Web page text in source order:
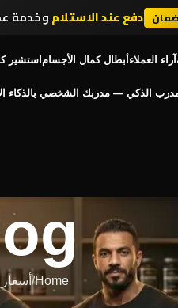
آراء العملاءأبطال كمال الأجساماستشير
الذكي — مدربك الشخصي بالذكاء
Home
أسعار المكملات
ضمان دفع عند الاستلاموخدمة